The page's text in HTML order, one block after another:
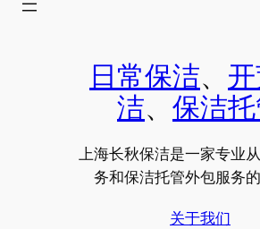
日常保洁、
洁、 保洁
上海长秋保洁是一家专业
务和保洁托管外包服务的
关于我们